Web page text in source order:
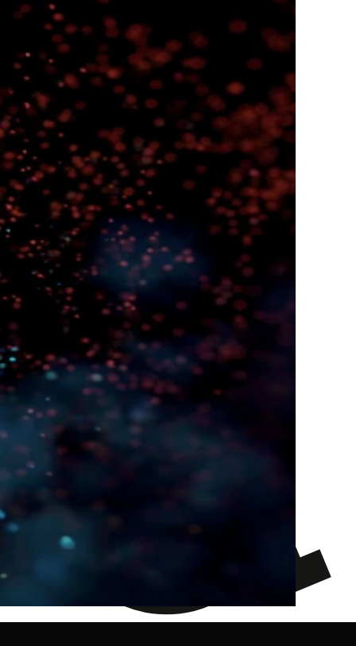
Vorstellungen
Daten
Di. 16. Jun. 2026 [18:00–22:30]
Mi. 17. Jun. 2026 [18:00–22:30]
Do. 18. Jun. 2026 [18:00–22:30]
Ort
Magazin 1, Tanzhaus
Sprache
International
Empfohlen ab
Für alle!
Eintritt
Eintritt frei
Rollstuhlgängig